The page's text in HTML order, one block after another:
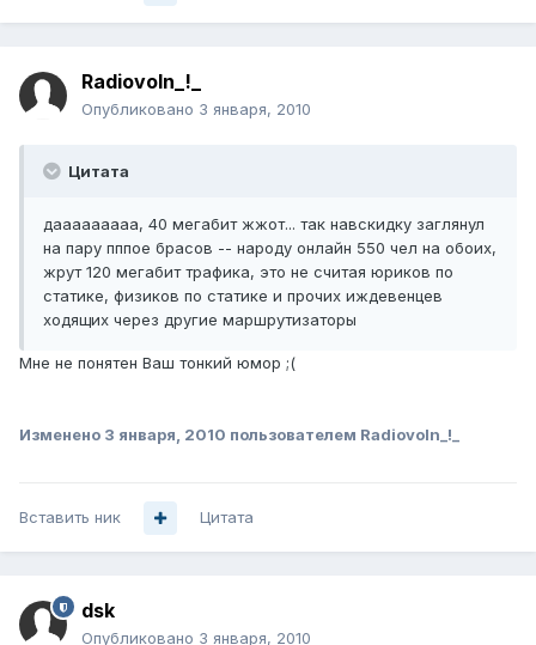
Radiovoln_!_
Опубликовано 3 января, 2010
Цитата
дааааааааа, 40 мегабит жжот... так навскидку заглянул
на пару пппое брасов -- народу онлайн 550 чел на обоих,
жрут 120 мегабит трафика, это не считая юриков по
статике, физиков по статике и прочих иждевенцев
ходящих через другие маршрутизаторы
Мне не понятен Ваш тонкий юмор ;(
Изменено 3 января, 2010 пользователем Radiovoln_!_
Вставить ник Цитата
dsk
Опубликовано 3 января, 2010